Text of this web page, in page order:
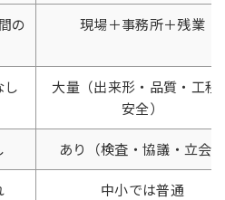
の
現場＋事務所＋残業
し
大量（出来形・品質・工程
安全）
あり（検査・協議・立会
中小では普通